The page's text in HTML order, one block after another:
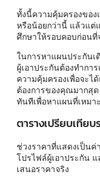
ทั้งนี้ความคุ้มครองขอ
หรือน้อยกว่านี้ แล้วแต่
ศึกษาให้รอบคอบก่อน
ในการหาแผนประกัน
ผู้เอาประกันต้องทำกา
ความคุ้มครองเพื่อจะไ
ต้องการของคุณมากสุด
ทันทีเพื่อหาแผนที่เหม
ตารางเปรียบเทีย
ช่วงราคาที่แสดงเป็น
โปรไฟล์ผู้เอาประกัน
เสนอราคาจริง